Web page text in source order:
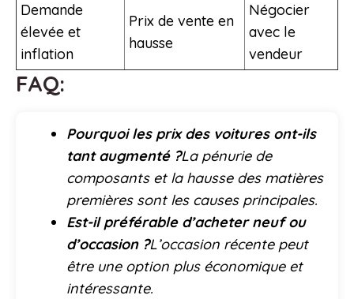
Demande
élevée et
inflation
Prix de vente en
hausse
Négocier
avec le
vendeur
FAQ:
Pourquoi les prix des voitures ont-ils
tant augmenté ?La pénurie de
composants et la hausse des matières
premières sont les causes principales.
Est-il préférable d’acheter neuf ou
d’occasion ?L’occasion récente peut
être une option plus économique et
intéressante.